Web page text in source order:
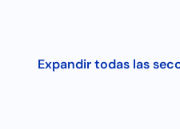
Expandir todas las